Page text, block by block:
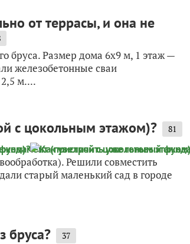
от террасы, и она не
бруса. Размер дома 6х9 м, 1 этаж —
железобетонные сваи
м....
с цокольным этажом)? 81
Решили совместить
старый маленький сад в городе
бруса? 37